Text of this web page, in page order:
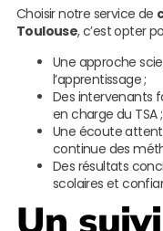
Choisir notre service de
Toulouse, c’est opter
Une approche
l’apprentissage ;
Des intervenants
en charge du TSA ;
Une écoute
continue des
Des résultats
scolaires et
Un